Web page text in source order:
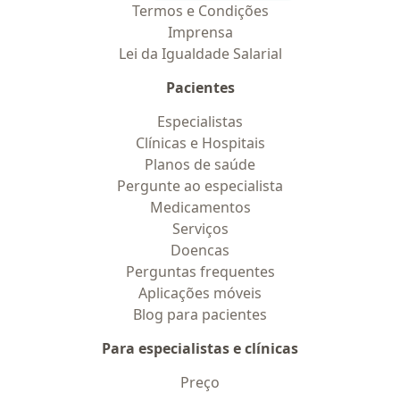
Termos e Condições
Imprensa
Lei da Igualdade Salarial
Pacientes
Especialistas
Clínicas e Hospitais
Planos de saúde
Pergunte ao especialista
Medicamentos
Serviços
Doencas
Perguntas frequentes
Aplicações móveis
Blog para pacientes
Para especialistas e clínicas
Preço